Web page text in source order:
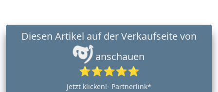
anschauen
⭐⭐⭐⭐⭐
Jetzt klicken!- Partnerlink*